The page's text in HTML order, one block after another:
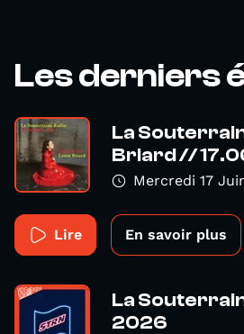
Les derniers
La
Briard //
Mercredi 17
Lire En savoir plus
La
2026